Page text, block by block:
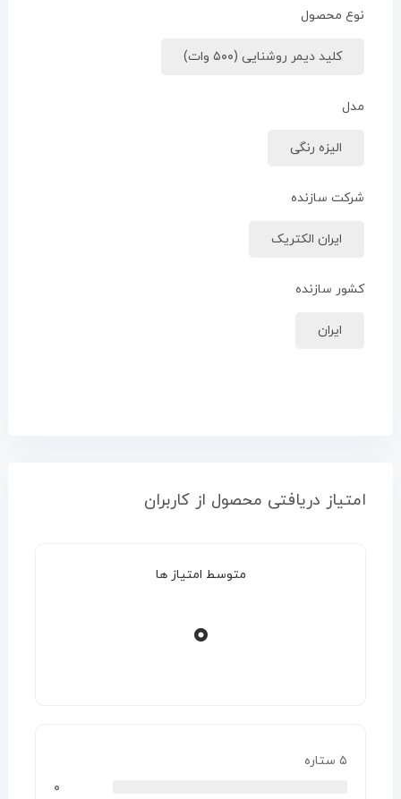
نوع محصول
کلید دیمر روشنایی (۵۰۰ وات)
مدل
الیزه رنگی
شرکت سازنده
ایران الکتریک
کشور سازنده
ایران
امتیاز دریافتی محصول از کاربران
متوسط امتیاز ها
۰
۵ ستاره
۰